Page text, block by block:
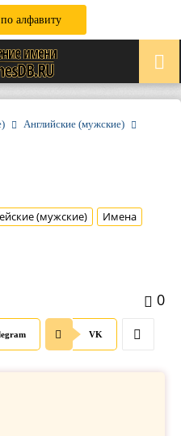
алфавиту
Английские (мужские)
(мужские)
Имена
0
VK